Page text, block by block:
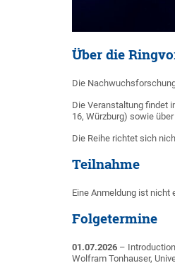
Über die
Die
Die Veranstaltung findet
16, Würzburg) sowie über
Die Reihe richtet sich
Teilnahme
Eine Anmeldung ist nicht
Folgetermine
01.07.2026 –
Wolfram Tonhauser,